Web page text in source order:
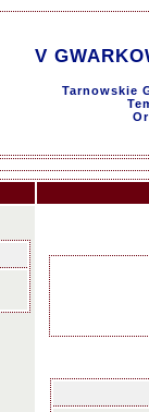
V
Tarnowskie